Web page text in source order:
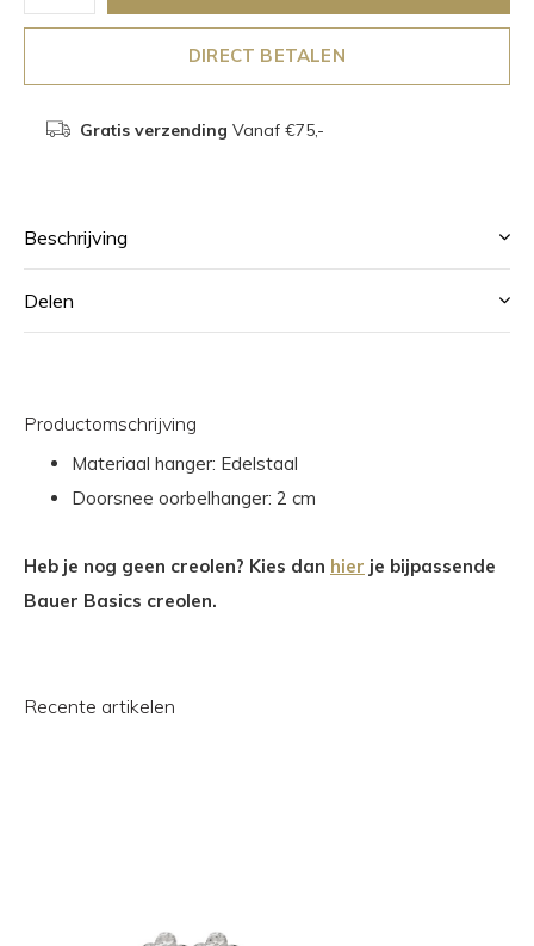
DIRECT BETALEN
Gratis verzending Vanaf €75,-
Beschrijving
Delen
Productomschrijving
Materiaal hanger: Edelstaal
Doorsnee oorbelhanger: 2 cm
Heb je nog geen creolen? Kies dan hier je bijpassende
Bauer Basics creolen.
Recente artikelen